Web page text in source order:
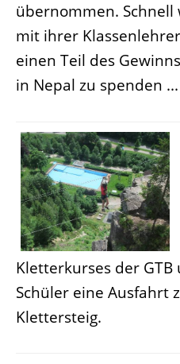
übernommen. Schnell
mit ihrer
einen Teil des
in Nepal zu spenden ...
Kletterkurses der
Schüler eine Ausfahrt
Klettersteig.